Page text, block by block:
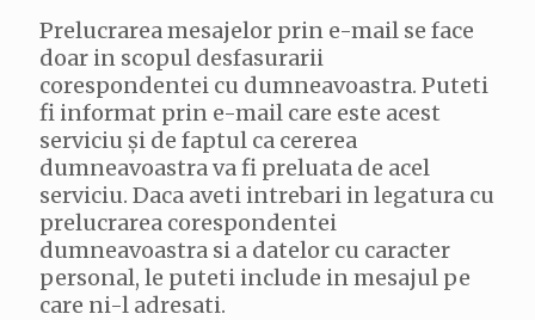
Prelucrarea mesajelor prin e-mail se face
doar in scopul desfasurarii
corespondentei cu dumneavoastra. Puteti
fi informat prin e-mail care este acest
serviciu și de faptul ca cererea
dumneavoastra va fi preluata de acel
serviciu. Daca aveti intrebari in legatura cu
prelucrarea corespondentei
dumneavoastra si a datelor cu caracter
personal, le puteti include in mesajul pe
care ni-l adresati.